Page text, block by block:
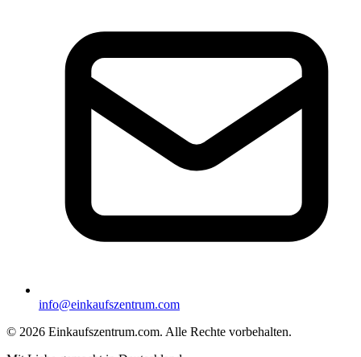
info@einkaufszentrum.com
© 2026 Einkaufszentrum.com. Alle Rechte vorbehalten.